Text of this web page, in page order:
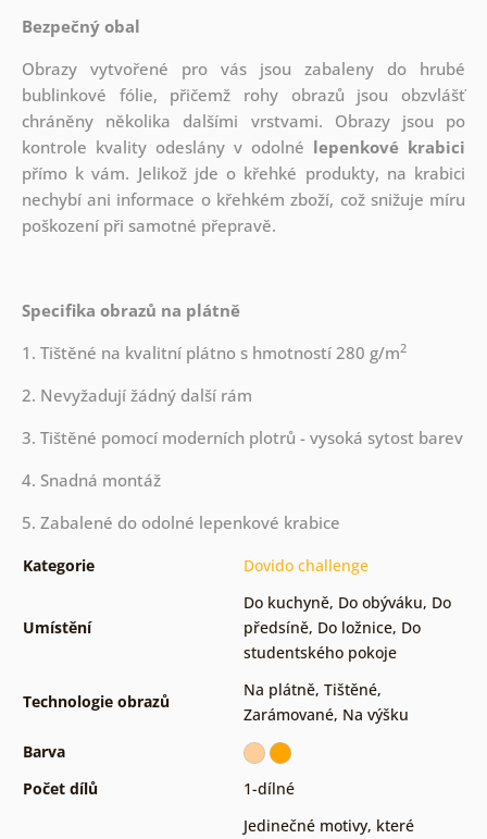
Bezpečný obal
Obrazy vytvořené pro vás jsou zabaleny do hrubé
bublinkové fólie, přičemž rohy obrazů jsou obzvlášť
chráněny několika dalšími vrstvami. Obrazy jsou po
kontrole kvality odeslány v odolné lepenkové krabici
přímo k vám. Jelikož jde o křehké produkty, na krabici
nechybí ani informace o křehkém zboží, což snižuje míru
poškození při samotné přepravě.
Specifika obrazů na plátně
1. Tištěné na kvalitní plátno s hmotností 280 g/m2
2. Nevyžadují žádný další rám
3. Tištěné pomocí moderních plotrů - vysoká sytost barev
4. Snadná montáž
5. Zabalené do odolné lepenkové krabice
Kategorie Dovido challenge
Umístění
Do kuchyně, Do obýváku, Do
předsíně, Do ložnice, Do
studentského pokoje
Technologie obrazů
Na plátně, Tištěné,
Zarámované, Na výšku
Barva
Počet dílů
1-dílné
Jedinečné motivy, které